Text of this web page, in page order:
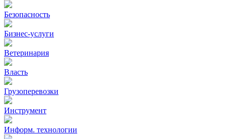
Безопасность
Бизнес-услуги
Ветеринария
Власть
Грузоперевозки
Инструмент
Информ. технологии